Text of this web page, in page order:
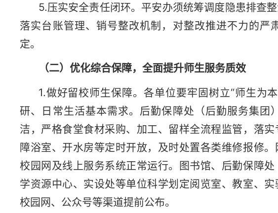
5.压实安全责任闭环。平安办须统筹调度隐患排查
落实台账管理、销号整改机制，对整改推进不力的严
定。
（二）优化综合保障， 全面提升师生服务质效
1.做好留校师生保障。各单位要牢固树立“师生为
研、日常生活基本需求。后勤保障处（后勤服务集团
洁，严格食堂食材采购、加工、留样全流程监管，落
障浴室、开水房等定时开放，及时处置各类维修报修。
校园网及线上服务系统正常运行。图书馆、后勤保障
学资源中心、实设处等单位科学划定阅览室、教室、
校园网、公众号等渠道提前公布。